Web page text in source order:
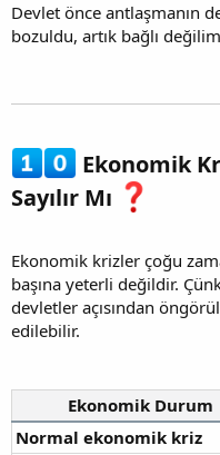
Devlet önce antlaşmanın
bozuldu, artık bağlı
Ekonomik
Sayılır Mı
Ekonomik krizler çoğu
başına yeterli değildir.
devletler açısından
edilebilir.
Ekonomik Durum
Normal ekonomik kriz